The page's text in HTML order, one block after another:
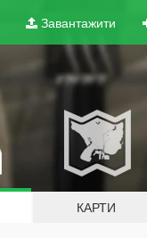
Завантажити
КАРТИ